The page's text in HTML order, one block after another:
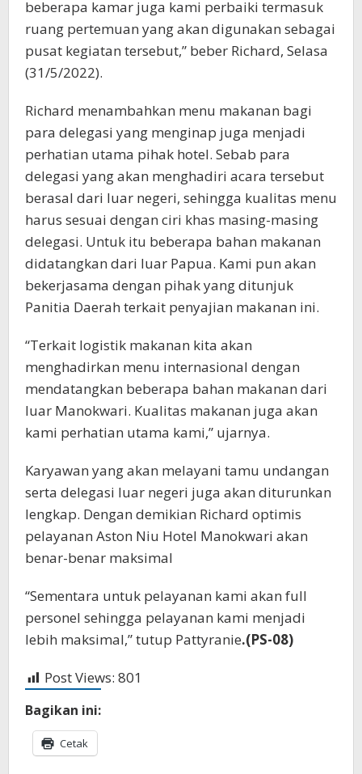
beberapa kamar juga kami perbaiki termasuk
ruang pertemuan yang akan digunakan sebagai
pusat kegiatan tersebut,” beber Richard, Selasa
(31/5/2022).
Richard menambahkan menu makanan bagi
para delegasi yang menginap juga menjadi
perhatian utama pihak hotel. Sebab para
delegasi yang akan menghadiri acara tersebut
berasal dari luar negeri, sehingga kualitas menu
harus sesuai dengan ciri khas masing-masing
delegasi. Untuk itu beberapa bahan makanan
didatangkan dari luar Papua. Kami pun akan
bekerjasama dengan pihak yang ditunjuk
Panitia Daerah terkait penyajian makanan ini.
“Terkait logistik makanan kita akan
menghadirkan menu internasional dengan
mendatangkan beberapa bahan makanan dari
luar Manokwari. Kualitas makanan juga akan
kami perhatian utama kami,” ujarnya.
Karyawan yang akan melayani tamu undangan
serta delegasi luar negeri juga akan diturunkan
lengkap. Dengan demikian Richard optimis
pelayanan Aston Niu Hotel Manokwari akan
benar-benar maksimal
“Sementara untuk pelayanan kami akan full
personel sehingga pelayanan kami menjadi
lebih maksimal,” tutup Pattyranie.(PS-08)
Post Views: 801
Bagikan ini:
Cetak